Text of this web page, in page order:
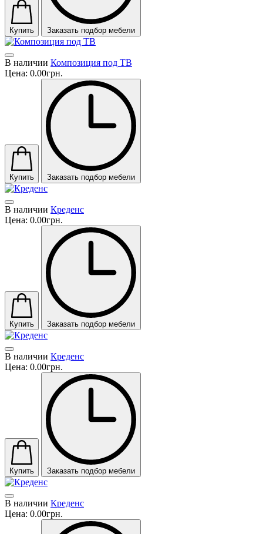
Купить Заказать подбор мебели
В наличии Композиция под ТВ
Цена: 0.00грн.
Купить Заказать подбор мебели
В наличии Креденс
Цена: 0.00грн.
Купить Заказать подбор мебели
В наличии Креденс
Цена: 0.00грн.
Купить Заказать подбор мебели
В наличии Креденс
Цена: 0.00грн.